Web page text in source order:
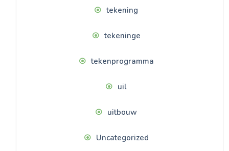
tekening
tekeninge
tekenprogramma
uil
uitbouw
Uncategorized